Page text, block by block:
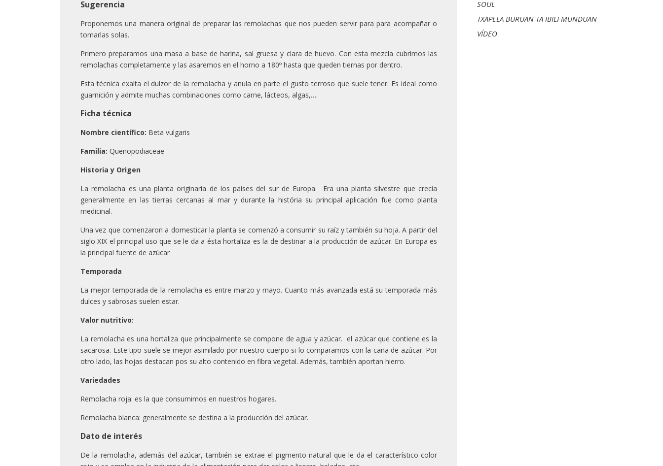
Sugerencia
Proponemos una manera original de preparar las remolachas que nos pueden servir para para acompañar o
tomarlas solas.
Primero preparamos una masa a base de harina, sal gruesa y clara de huevo. Con esta mezcla cubrimos las
remolachas completamente y las asaremos en el horno a 180º hasta que queden tiernas por dentro.
Esta técnica exalta el dulzor de la remolacha y anula en parte el gusto terroso que suele tener. Es ideal como
guarnición y admite muchas combinaciones como carne, lácteos, algas,….
Ficha técnica
Nombre científico: Beta vulgaris
Familia: Quenopodiaceae
Historia y Origen
La remolacha es una planta originaria de los países del sur de Europa. Era una planta silvestre que crecía
generalmente en las tierras cercanas al mar y durante la história su principal aplicación fue como planta
medicinal.
Una vez que comenzaron a domesticar la planta se comenzó a consumir su raíz y también su hoja. A partir del
siglo XIX el principal uso que se le da a ésta hortaliza es la de destinar a la producción de azúcar. En Europa es
la principal fuente de azúcar
Temporada
La mejor temporada de la remolacha es entre marzo y mayo. Cuanto más avanzada está su temporada más
dulces y sabrosas suelen estar.
Valor nutritivo:
La remolacha es una hortaliza que principalmente se compone de agua y azúcar. el azúcar que contiene es la
sacarosa. Este tipo suele se mejor asimilado por nuestro cuerpo si lo comparamos con la caña de azúcar. Por
otro lado, las hojas destacan pos su alto contenido en fibra vegetal. Además, también aportan hierro.
Variedades
Remolacha roja: es la que consumimos en nuestros hogares.
Remolacha blanca: generalmente se destina a la producción del azúcar.
Dato de interés
De la remolacha, además del azúcar, también se extrae el pigmento natural que le da el característico color
SOUL
TXAPELA BURUAN TA IBILI MUNDUAN
VÍDEO